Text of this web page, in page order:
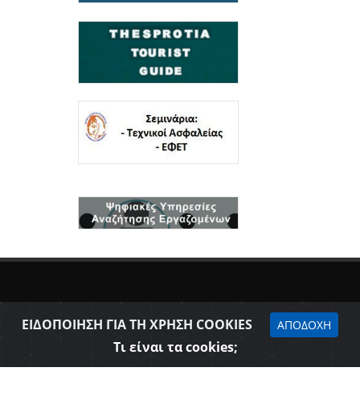
ΕΙΔΟΠΟΙΗΣΗ ΓΙΑ ΤΗ ΧΡΗΣΗ COOKIES ΑΠΟΔΟΧΗ
Τι είναι τα cookies;